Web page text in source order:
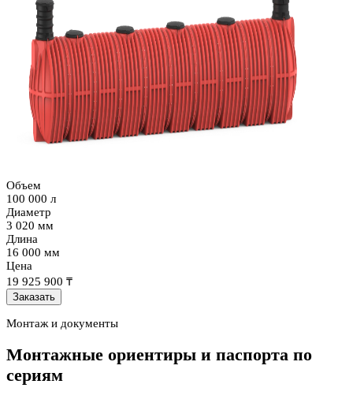
Объем
100 000 л
Диаметр
3 020 мм
Длина
16 000 мм
Цена
19 925 900 ₸
Заказать
Монтаж и документы
Монтажные ориентиры и паспорта по
сериям